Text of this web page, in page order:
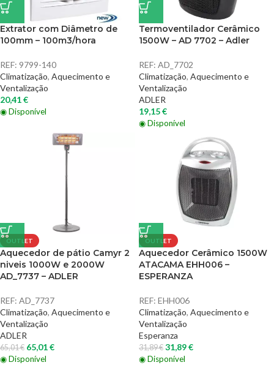
Extrator com Diâmetro de
100mm – 100m3/hora
REF: 9799-140
Climatização, Aquecimento e
Ventalização
20,41€
◉ Disponível
Termoventilador Cerâmico
1500W – AD 7702 – Adler
REF: AD_7702
Climatização, Aquecimento e
Ventalização
ADLER
19,15€
◉ Disponível
OUTLET
Aquecedor de pátio Camyr 2
niveis 1000W e 2000W
AD_7737 – ADLER
REF: AD_7737
Climatização, Aquecimento e
Ventalização
ADLER
65,01€ 65,01€
◉ Disponível
OUTLET
Aquecedor Cerâmico 1500W
ATACAMA EHH006 –
ESPERANZA
REF: EHH006
Climatização, Aquecimento e
Ventalização
Esperanza
31,89€ 31,89€
◉ Disponível